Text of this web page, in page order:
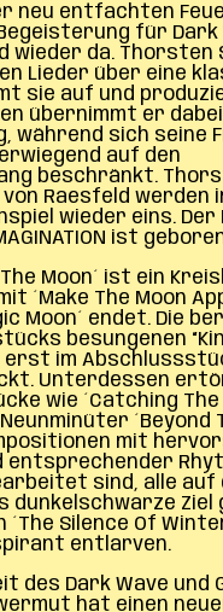
neu entfachten
für Dark
wieder da. Thorsten
Lieder über eine
sie auf und
übernimmt er
während sich seine
auf den
beschränkt.
von Raesfeld werden
wieder eins. Der
ist
Moon´ ist ein
´Make The Moon
Moon´ endet. Die
besungenen
erst im
Unterdessen
wie ´Catching The
´Beyond
mit
entsprechender
sind, alle auf
dunkelschwarze Ziel
Silence Of
entlarven.
des Dark Wave und
hat einen neuen